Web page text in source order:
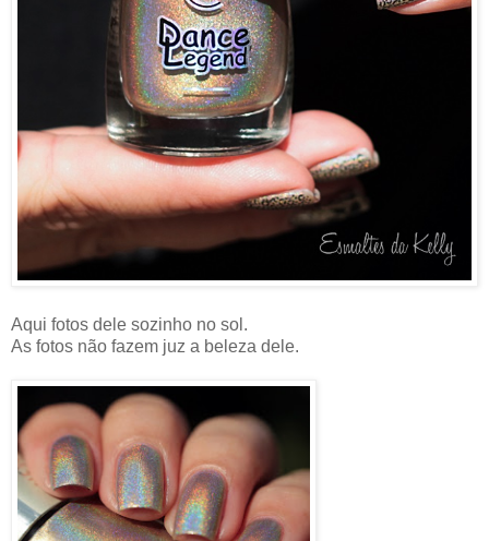
Aqui fotos dele sozinho no sol.
As fotos não fazem juz a beleza dele.